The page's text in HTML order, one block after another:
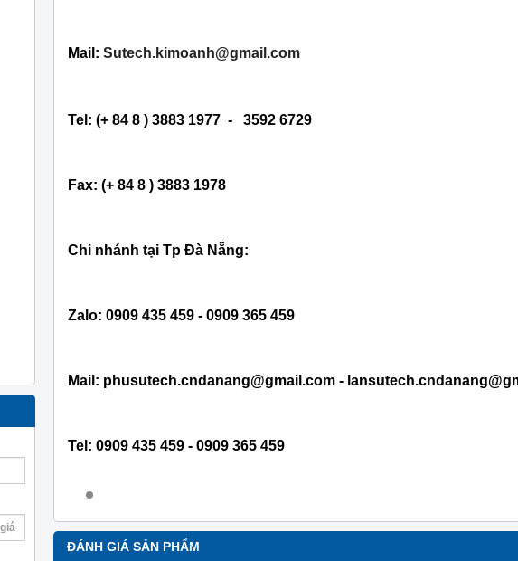
Mail: Sutech.kimoanh@gmail.com
Tel: (+ 84 8 ) 3883 1977 - 3592 6729
Fax: (+ 84 8 ) 3883 1978
Chi nhánh tại Tp Đà Nẵng:
Zalo: 0909 435 459 - 0909 365 459
Mail: phusutech.cndanang@gmail.com -
Tel: 0909 435 459 - 0909 365 459
ĐÁNH GIÁ SẢN PHẨM